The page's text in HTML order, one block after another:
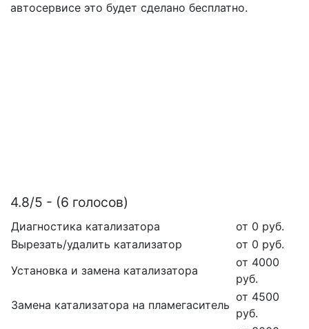
автосервисе это будет сделано бесплатно.
4.8/5 - (6 голосов)
Диагностика катализатора
от 0 руб.
Вырезать/удалить катализатор
от 0 руб.
Установка и замена катализатора
от 4000
руб.
Замена катализатора на пламегаситель
от 4500
руб.